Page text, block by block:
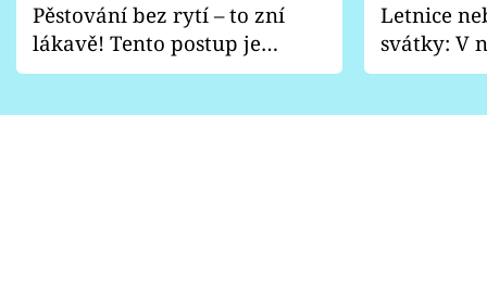
Pěstování bez rytí – to zní
lákavě! Tento postup je
vhodný jen pro některé
Letnice
svátky: V
pondělí